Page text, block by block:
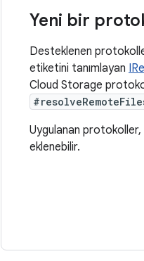
Yeni bir
Desteklenen
etiketini tanımlayan
Cloud Storage
Uygulanan
eklenebilir.